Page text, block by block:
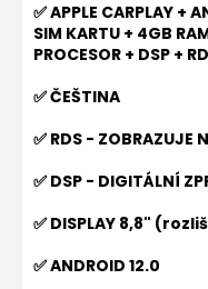
✅ APPLE CARPLAY +
SIM KARTU + 4GB
PROCESOR + DSP +
✅ ČEŠTINA
✅ RDS - ZOBRAZUJE
✅ DSP - DIGITÁLNÍ
✅ DISPLAY 8,8"
✅ ANDROID 12.0